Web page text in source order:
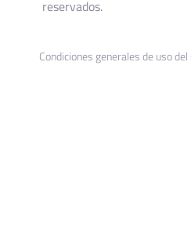
reservados.
Condiciones generales de uso